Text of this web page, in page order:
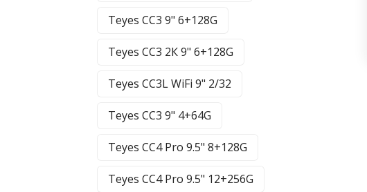
Teyes CC3 9" 6+128G
Teyes CC3 2К 9" 6+128G
Teyes CC3L WiFi 9" 2/32
Teyes CC3 9" 4+64G
Teyes CC4 Pro 9.5" 8+128G
Teyes CC4 Pro 9.5" 12+256G